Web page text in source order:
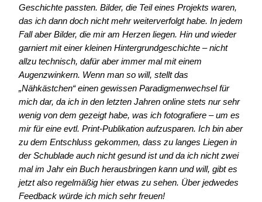
Geschichte passten. Bilder, die Teil eines Projekts waren,
das ich dann doch nicht mehr weiterverfolgt habe. In jedem
Fall aber Bilder, die mir am Herzen liegen. Hin und wieder
garniert mit einer kleinen Hintergrundgeschichte – nicht
allzu technisch, dafür aber immer mal mit einem
Augenzwinkern. Wenn man so will, stellt das
„Nähkästchen“ einen gewissen Paradigmenwechsel für
mich dar, da ich in den letzten Jahren online stets nur sehr
wenig von dem gezeigt habe, was ich fotografiere – um es
mir für eine evtl. Print-Publikation aufzusparen. Ich bin aber
zu dem Entschluss gekommen, dass zu langes Liegen in
der Schublade auch nicht gesund ist und da ich nicht zwei
mal im Jahr ein Buch herausbringen kann und will, gibt es
jetzt also regelmäßig hier etwas zu sehen. Über jedwedes
Feedback würde ich mich sehr freuen!